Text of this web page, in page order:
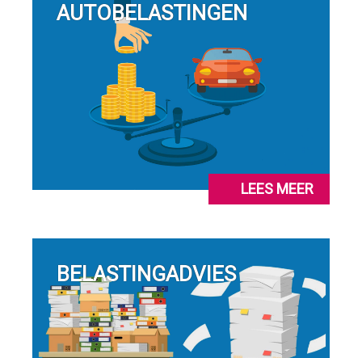
AUTOBELASTINGEN
LEES MEER
BELASTINGADVIES